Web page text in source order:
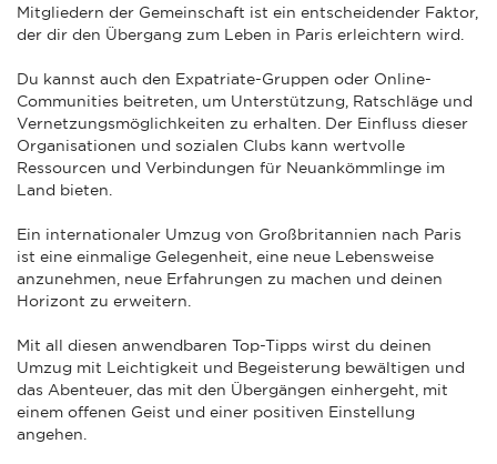
Mitgliedern der Gemeinschaft ist ein entscheidender Faktor,
der dir den Übergang zum Leben in Paris erleichtern wird.
Du kannst auch den Expatriate-Gruppen oder Online-
Communities beitreten, um Unterstützung, Ratschläge und
Vernetzungsmöglichkeiten zu erhalten. Der Einfluss dieser
Organisationen und sozialen Clubs kann wertvolle
Ressourcen und Verbindungen für Neuankömmlinge im
Land bieten.
Ein internationaler Umzug von Großbritannien nach Paris
ist eine einmalige Gelegenheit, eine neue Lebensweise
anzunehmen, neue Erfahrungen zu machen und deinen
Horizont zu erweitern.
Mit all diesen anwendbaren Top-Tipps wirst du deinen
Umzug mit Leichtigkeit und Begeisterung bewältigen und
das Abenteuer, das mit den Übergängen einhergeht, mit
einem offenen Geist und einer positiven Einstellung
angehen.